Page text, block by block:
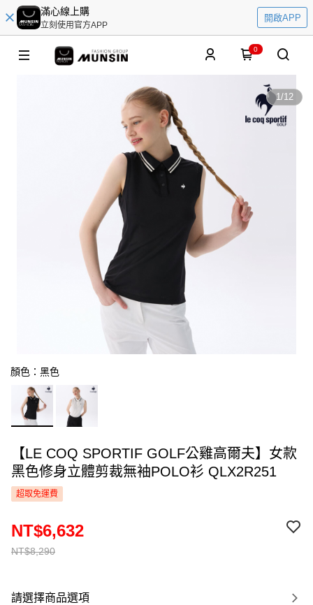
滿心線上購
立刻使用官方APP
開啟APP
0
1/12
顏色：黑色
【LE COQ SPORTIF GOLF公雞高爾夫】女款
黑色修身立體剪裁無袖POLO衫 QLX2R251
超取免運費
NT$8,290
NT$6,632
請選擇商品選項